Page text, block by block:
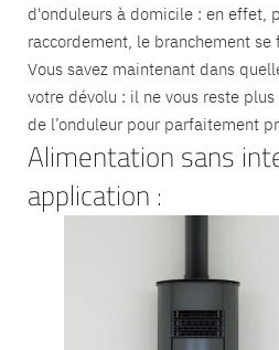
d'onduleurs à domicile : en effet,
raccordement, le branchement se
Vous savez maintenant dans
votre dévolu : il ne vous reste
de l’onduleur pour parfaitement
Alimentation sans
application :